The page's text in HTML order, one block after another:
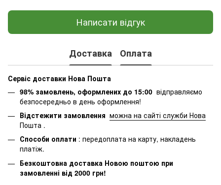
Написати відгук
Доставка Оплата
Сервіс доставки Нова Пошта
98% замовлень, оформлених до 15:00 відправляємо
безпосередньо в день оформлення!
Відстежити замовлення можна на сайті служби Нова
Пошта .
Способи оплати : передоплата на карту, накладень
платіж.
Безкоштовна доставка Новою поштою при
замовленні від 2000 грн!